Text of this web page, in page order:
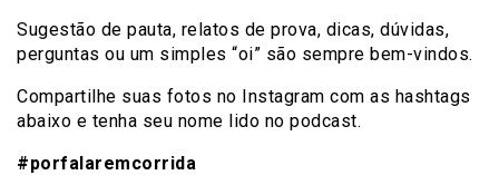
Sugestão de pauta, relatos de prova, dicas, dúvidas,
perguntas ou um simples “oi” são sempre bem-vindos.
Compartilhe suas fotos no Instagram com as hashtags
abaixo e tenha seu nome lido no podcast.
#porfalaremcorrida